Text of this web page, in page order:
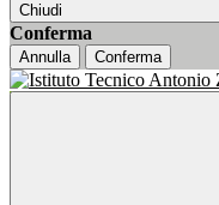
Chiudi
Conferma
Annulla Conferma